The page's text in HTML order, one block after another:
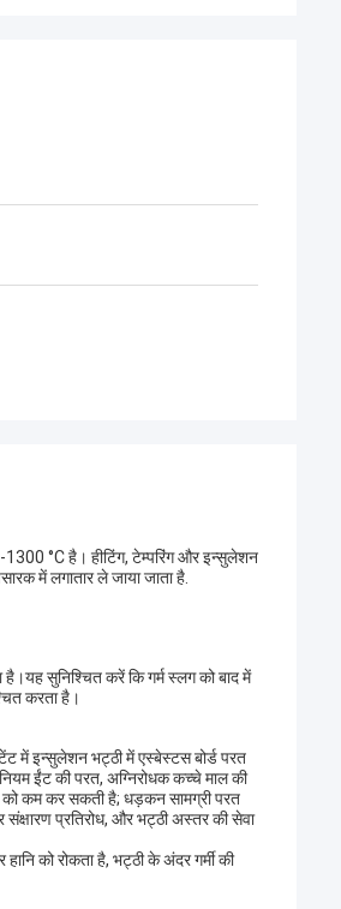
°C है। हीटिंग, टेम्परिंग और इन्सुलेशन
में लगातार ले जाया जाता है.
सुनिश्चित करें कि गर्म स्लग को बाद में
करता है।
में इन्सुलेशन भट्ठी में एस्बेस्टस बोर्ड परत
ईंट की परत, अग्निरोधक कच्चे माल की
को कम कर सकती है; धड़कन सामग्री परत
प्रतिरोध, और भट्ठी अस्तर की सेवा
को रोकता है, भट्ठी के अंदर गर्मी की